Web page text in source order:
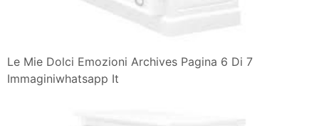
Le Mie Dolci Emozioni Archives Pagina 6 Di 7
Immaginiwhatsapp It